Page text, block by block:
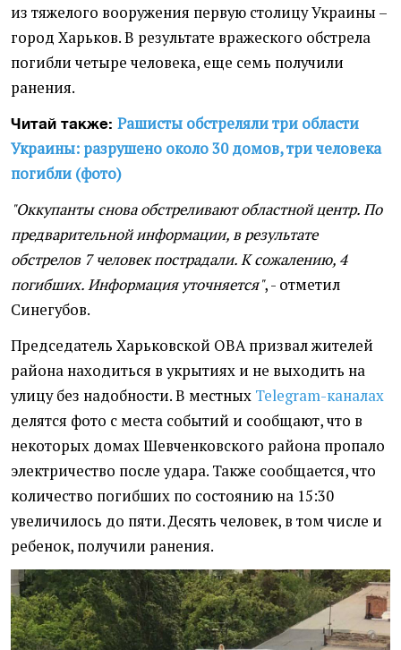
из тяжелого вооружения первую столицу Украины –
город Харьков. В результате вражеского обстрела
погибли четыре человека, еще семь получили
ранения.
Читай также: Рашисты обстреляли три области
Украины: разрушено около 30 домов, три человека
погибли (фото)
"Оккупанты снова обстреливают областной центр. По
предварительной информации, в результате
обстрелов 7 человек пострадали. К сожалению, 4
погибших. Информация уточняется", - отметил
Синегубов.
Председатель Харьковской ОВА призвал жителей
района находиться в укрытиях и не выходить на
улицу без надобности. В местных Telegram-каналах
делятся фото с места событий и сообщают, что в
некоторых домах Шевченковского района пропало
электричество после удара. Также сообщается, что
количество погибших по состоянию на 15:30
увеличилось до пяти. Десять человек, в том числе и
ребенок, получили ранения.